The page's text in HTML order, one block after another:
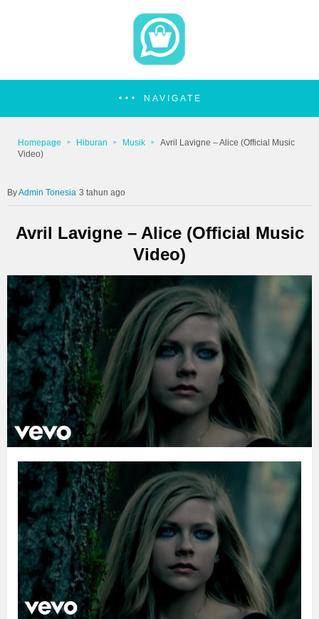
NAVIGATE
Homepage Hiburan Musik
Avril Lavigne – Alice (Official Music
Video)
Admin Tonesia 3 tahun ago
Avril Lavigne – Alice (Official Music
Video)